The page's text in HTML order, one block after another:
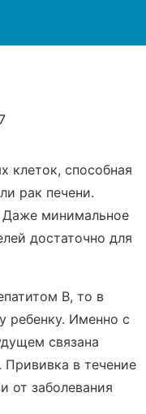
клеток, способная
рак печени.
Даже минимальное
достаточно для
В, то в
ребенку. Именно с
связана
в течение
от заболевания